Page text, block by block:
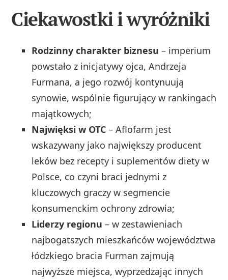
Ciekawostki i wyróżniki
Rodzinny charakter biznesu – imperium
powstało z inicjatywy ojca, Andrzeja
Furmana, a jego rozwój kontynuują
synowie, wspólnie figurujący w rankingach
majątkowych;
Najwięksi w OTC – Aflofarm jest
wskazywany jako największy producent
leków bez recepty i suplementów diety w
Polsce, co czyni braci jednymi z
kluczowych graczy w segmencie
konsumenckim ochrony zdrowia;
Liderzy regionu – w zestawieniach
najbogatszych mieszkańców województwa
łódzkiego bracia Furman zajmują
najwyższe miejsca, wyprzedzając innych